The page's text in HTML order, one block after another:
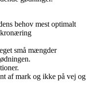
behov mest optimalt
små mængder
af mark og ikke på vej og